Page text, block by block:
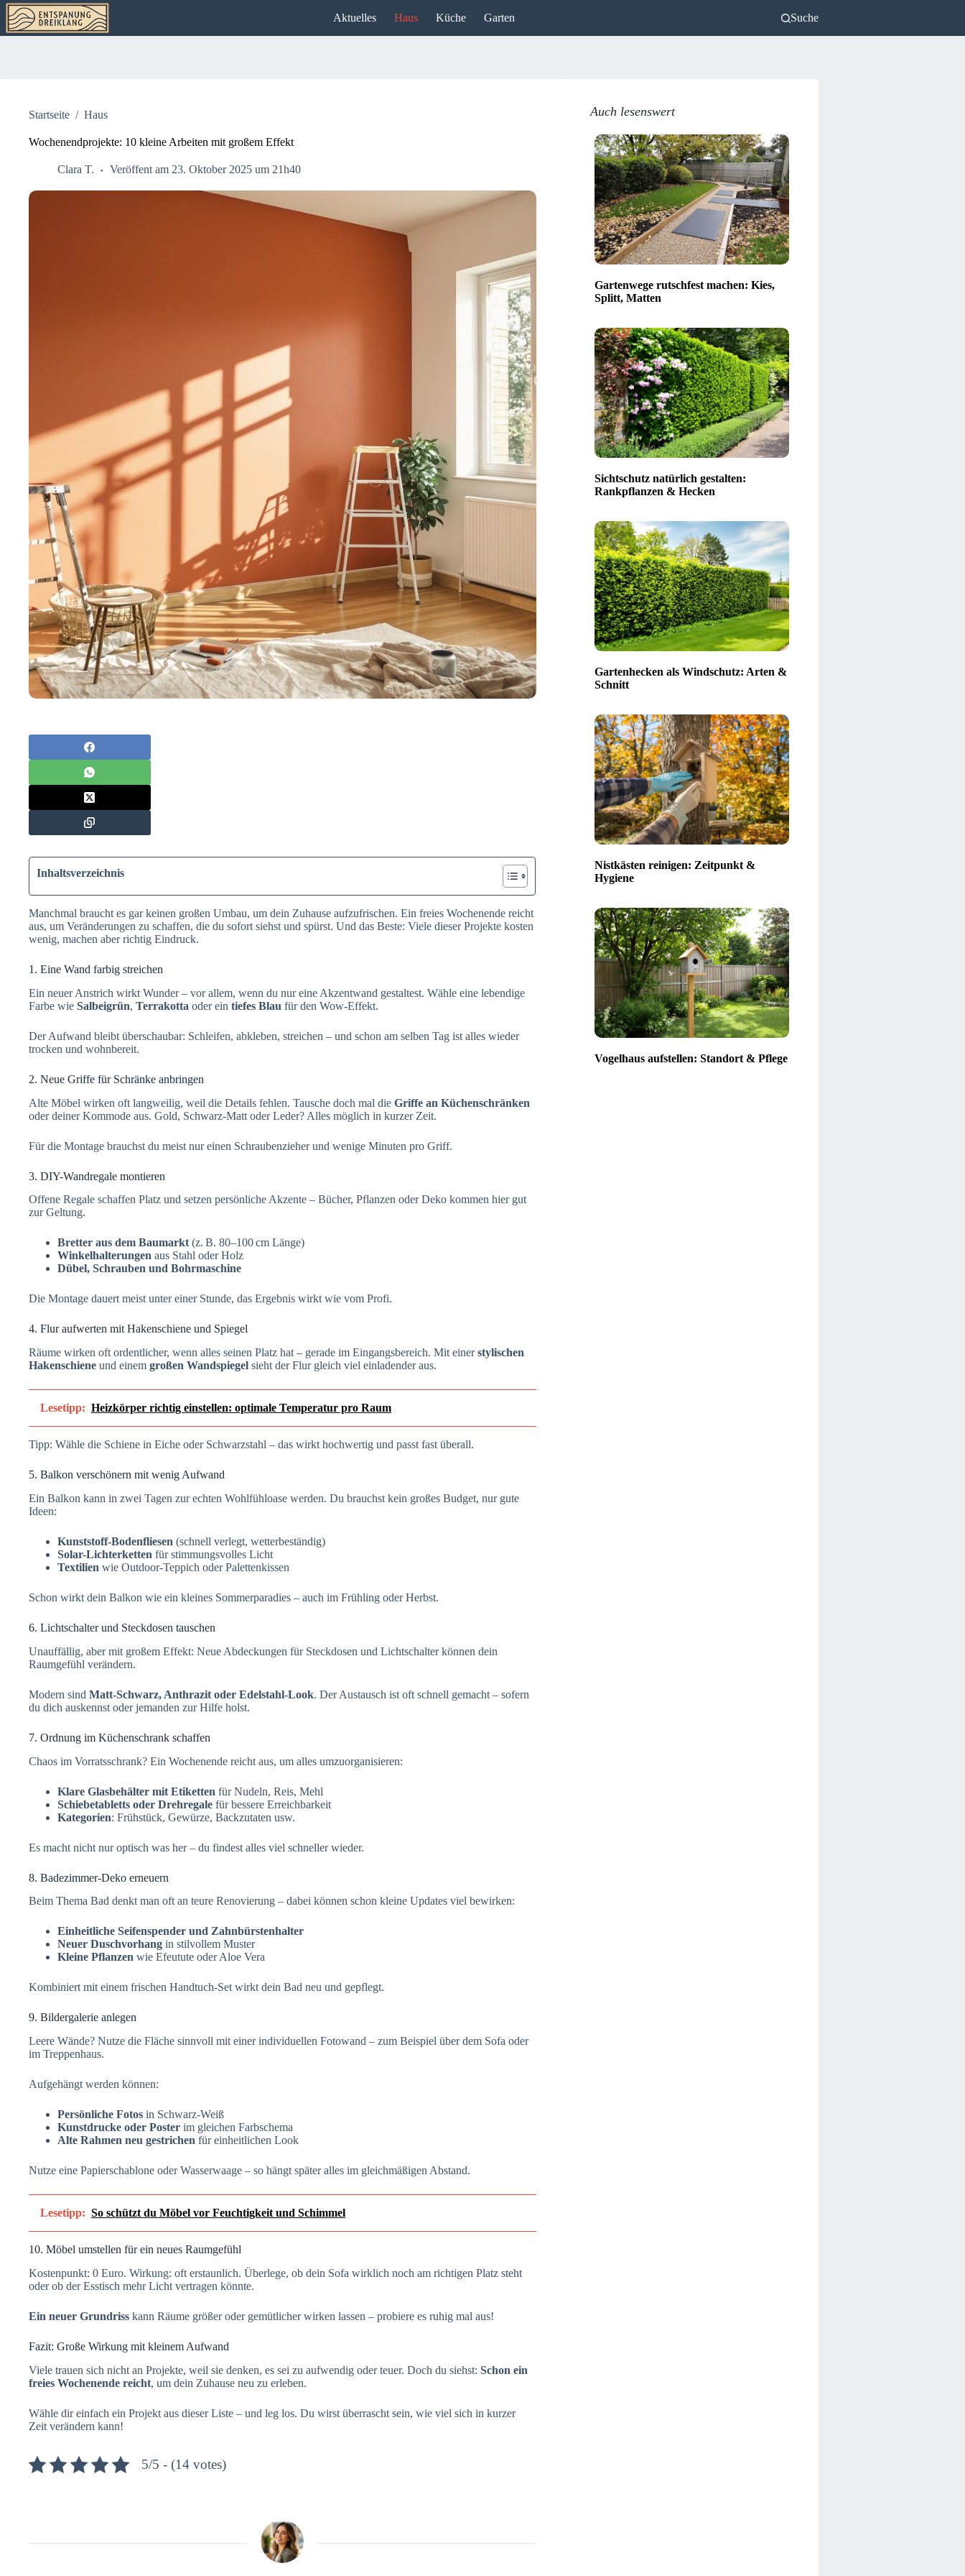
Zum
Inhalt
springen
Aktuelles Haus Küche Garten Suche
Startseite / Haus
Wochenendprojekte: 10 kleine Arbeiten mit großem Effekt
Clara T. Veröffent am 23. Oktober 2025 um 21h40
Inhaltsverzeichnis
Manchmal braucht es gar keinen großen Umbau, um dein Zuhause aufzufrischen. Ein freies Wochenende reicht
aus, um Veränderungen zu schaffen, die du sofort siehst und spürst. Und das Beste: Viele dieser Projekte kosten
wenig, machen aber richtig Eindruck.
1. Eine Wand farbig streichen
Ein neuer Anstrich wirkt Wunder – vor allem, wenn du nur eine Akzentwand gestaltest. Wähle eine lebendige
Farbe wie Salbeigrün, Terrakotta oder ein tiefes Blau für den Wow-Effekt.
Der Aufwand bleibt überschaubar: Schleifen, abkleben, streichen – und schon am selben Tag ist alles wieder
trocken und wohnbereit.
2. Neue Griffe für Schränke anbringen
Alte Möbel wirken oft langweilig, weil die Details fehlen. Tausche doch mal die Griffe an Küchenschränken
oder deiner Kommode aus. Gold, Schwarz-Matt oder Leder? Alles möglich in kurzer Zeit.
Für die Montage brauchst du meist nur einen Schraubenzieher und wenige Minuten pro Griff.
3. DIY-Wandregale montieren
Offene Regale schaffen Platz und setzen persönliche Akzente – Bücher, Pflanzen oder Deko kommen hier gut
zur Geltung.
Bretter aus dem Baumarkt (z. B. 80–100 cm Länge)
Winkelhalterungen aus Stahl oder Holz
Dübel, Schrauben und Bohrmaschine
Die Montage dauert meist unter einer Stunde, das Ergebnis wirkt wie vom Profi.
4. Flur aufwerten mit Hakenschiene und Spiegel
Räume wirken oft ordentlicher, wenn alles seinen Platz hat – gerade im Eingangsbereich. Mit einerstylischen
Hakenschiene und einem großen Wandspiegel sieht der Flur gleich viel einladender aus.
Lesetipp: Heizkörper richtig einstellen: optimale Temperatur pro Raum
Tipp: Wähle die Schiene in Eiche oder Schwarzstahl – das wirkt hochwertig und passt fast überall.
5. Balkon verschönern mit wenig Aufwand
Ein Balkon kann in zwei Tagen zur echten Wohlfühloase werden. Du brauchst kein großes Budget, nur gute
Ideen:
Kunststoff-Bodenfliesen (schnell verlegt, wetterbeständig)
Solar-Lichterketten für stimmungsvolles Licht
Textilien wie Outdoor-Teppich oder Palettenkissen
Schon wirkt dein Balkon wie ein kleines Sommerparadies – auch im Frühling oder Herbst.
6. Lichtschalter und Steckdosen tauschen
Unauffällig, aber mit großem Effekt: Neue Abdeckungen für Steckdosen und Lichtschalter können dein
Raumgefühl verändern.
Modern sind Matt-Schwarz, Anthrazit oder Edelstahl-Look. Der Austausch ist oft schnell gemacht – sofern
du dich auskennst oder jemanden zur Hilfe holst.
7. Ordnung im Küchenschrank schaffen
Chaos im Vorratsschrank? Ein Wochenende reicht aus, um alles umzuorganisieren:
Klare Glasbehälter mit Etiketten für Nudeln, Reis, Mehl
Schiebetabletts oder Drehregale für bessere Erreichbarkeit
Kategorien: Frühstück, Gewürze, Backzutaten usw.
Es macht nicht nur optisch was her – du findest alles viel schneller wieder.
8. Badezimmer-Deko erneuern
Beim Thema Bad denkt man oft an teure Renovierung – dabei können schon kleine Updates viel bewirken:
Einheitliche Seifenspender und Zahnbürstenhalter
Neuer Duschvorhang in stilvollem Muster
Kleine Pflanzen wie Efeutute oder Aloe Vera
Kombiniert mit einem frischen Handtuch-Set wirkt dein Bad neu und gepflegt.
9. Bildergalerie anlegen
Leere Wände? Nutze die Fläche sinnvoll mit einer individuellen Fotowand – zum Beispiel über dem Sofa oder
im Treppenhaus.
Aufgehängt werden können:
Persönliche Fotos in Schwarz-Weiß
Kunstdrucke oder Poster im gleichen Farbschema
Alte Rahmen neu gestrichen für einheitlichen Look
Nutze eine Papierschablone oder Wasserwaage – so hängt später alles im gleichmäßigen Abstand.
Lesetipp: So schützt du Möbel vor Feuchtigkeit und Schimmel
10. Möbel umstellen für ein neues Raumgefühl
Kostenpunkt: 0 Euro. Wirkung: oft erstaunlich. Überlege, ob dein Sofa wirklich noch am richtigen Platz steht
oder ob der Esstisch mehr Licht vertragen könnte.
Ein neuer Grundriss kann Räume größer oder gemütlicher wirken lassen – probiere es ruhig mal aus!
Fazit: Große Wirkung mit kleinem Aufwand
Viele trauen sich nicht an Projekte, weil sie denken, es sei zu aufwendig oder teuer. Doch du siehst: Schon ein
freies Wochenende reicht, um dein Zuhause neu zu erleben.
Wähle dir einfach ein Projekt aus dieser Liste – und leg los. Du wirst überrascht sein, wie viel sich in kurzer
Zeit verändern kann!
5/5 - (14 votes)
Auch lesenswert
Gartenwege rutschfest machen: Kies,
Splitt, Matten
Sichtschutz natürlich gestalten:
Rankpflanzen & Hecken
Gartenhecken als Windschutz: Arten &
Schnitt
Nistkästen reinigen: Zeitpunkt &
Hygiene
Vogelhaus aufstellen: Standort & Pflege